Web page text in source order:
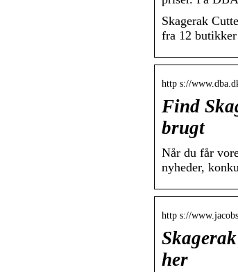
Skagerak
fra 12
http s://
Find
brugt
Når du får
nyheder,
http s://
her